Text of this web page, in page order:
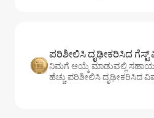
ಪರಿಶೀಲಿಸಿ ದೃಢೀಕರಿಸಿದ
ನಿಮಗೆ ಆಯ್ಕೆ ಮಾಡುವಲ್ಲಿ ಸಹಾಯ
ಹೆಚ್ಚು ಪರಿಶೀಲಿಸಿ ದೃಢೀಕರಿಸಿದ